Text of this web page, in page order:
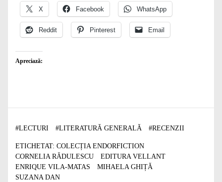
X Facebook WhatsApp
Reddit Pinterest Email
Apreciază:
#LECTURI #LITERATURĂ GENERALĂ #RECENZII
ETICHETAT: COLECȚIA ENDORFICTION
CORNELIA RĂDULESCU
EDITURA VELLANT
ENRIQUE VILA-MATAS
MIHAELA GHIȚĂ
SUZANA DAN